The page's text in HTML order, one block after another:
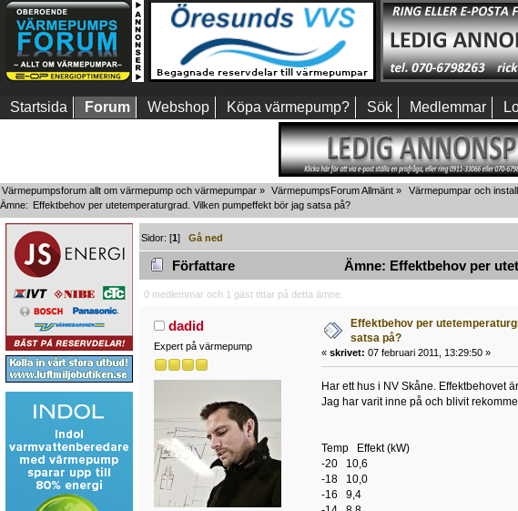
Startsida Forum Webshop Köpa värmepump? Sök Medlemmar
Värmepumpsforum allt om värmepump och värmepumpar » VärmepumpsForum Allmänt » Värmepumpar och
Ämne: Effektbehov per utetemperaturgrad. Vilken pumpeffekt bör jag satsa på?
Sidor: [1]Gå ned
Författare Ämne: Effektbehov per
0 medlemmar och 1 gäst tittar på detta ämne.
dadid
Expert på värmepump
Effektbehov per
satsa på?
« skrivet: 07 februari 2011, 13:29:50 »
Har ett hus i NV Skåne. Effektbehovet
Jag har varit inne på och blivit
Temp Effekt (kW)
-20 10,6
-18 10,0
-16 9,4